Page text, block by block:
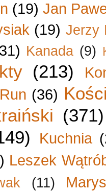
(19) Jan
(19) Jerzy
Kanada (9)
(213)
(36)
(371)
Kuchnia
Leszek
(11)